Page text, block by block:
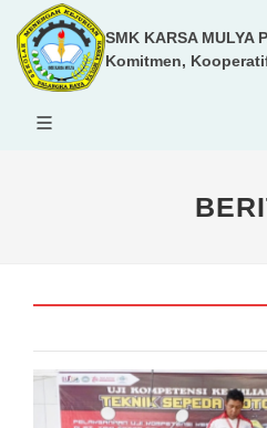
SMK KARSA MULYA
Komitmen,